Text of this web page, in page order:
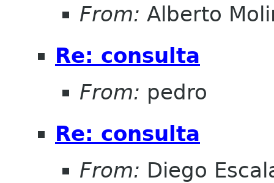
From: Alberto
Re: consulta
From: pedro
Re: consulta
From: Diego